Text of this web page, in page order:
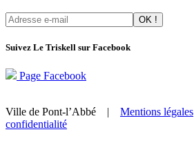
Suivez Le Triskell sur Facebook
Page Facebook
Ville de Pont-l’Abbé | Mentions légales
confidentialité